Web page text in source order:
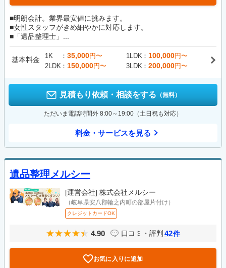
■明朗会計。業界最安値に挑みます。
■女性スタッフがきめ細やかに対応します。
■「遺品整理士」...
基本料金 1K 35,000円〜 1LDK 100,000円〜
2LDK
150,000円〜 3LDK 200,000円〜
見積もり依頼・相談をする （無料）
ただいま電話時間外 8:00～19:00（土日祝も対応）
料金・サービスを見る
遺品整理メルシー
[運営会社] 株式会社メルシー
（岐阜県安八郡輪之内町の部屋片付け）
クレジットカードOK
4.90 口コミ・評判 42件
お気に入りに追加